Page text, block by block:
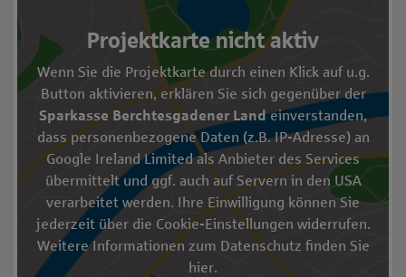
Projekte entdecken
Karte überspringen und zum Abschnitt der
Diese Karte zeigt die Standorte der Projekte an.
Projektkarte nicht aktiv
Wenn Sie die Projektkarte durch einen Klick auf u.g.
Button aktivieren, erklären Sie sich gegenüber der
Sparkasse Berchtesgadener Landeinverstanden,
dass personenbezogene Daten (z.B. IP-Adresse) an
Google Ireland Limited als Anbieter des Services
übermittelt und ggf. auch auf Servern in den USA
verarbeitet werden. Ihre Einwilligung können Sie
jederzeit über die Cookie-Einstellungen widerrufen.
Weitere Informationen zum Datenschutz finden Sie
hier.